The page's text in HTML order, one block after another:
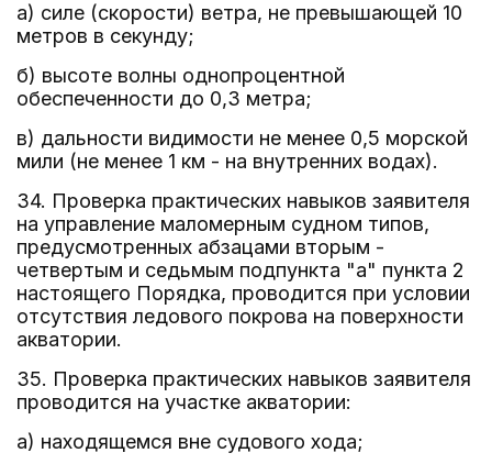
а) силе (скорости) ветра, не превышающей 10
метров в секунду;
б) высоте волны однопроцентной
обеспеченности до 0,3 метра;
в) дальности видимости не менее 0,5 морской
мили (не менее 1 км - на внутренних водах).
34. Проверка практических навыков заявителя
на управление маломерным судном типов,
предусмотренных абзацами вторым -
четвертым и седьмым подпункта "а" пункта 2
настоящего Порядка, проводится при условии
отсутствия ледового покрова на поверхности
акватории.
35. Проверка практических навыков заявителя
проводится на участке акватории:
а) находящемся вне судового хода;